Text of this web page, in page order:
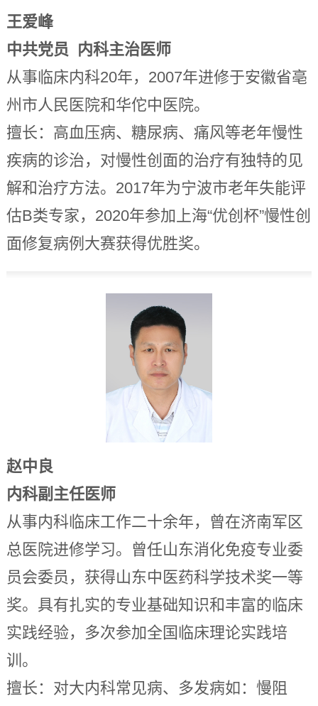
王爱峰
中共党员 内科主治医师
从事临床内科20年，2007年进修于安徽省亳
州市人民医院和华佗中医院。
擅长：高血压病、糖尿病、痛风等老年慢性
疾病的诊治，对慢性创面的治疗有独特的见
解和治疗方法。2017年为宁波市老年失能评
估B类专家，2020年参加上海“优创杯”慢性创
面修复病例大赛获得优胜奖。
赵中良
内科副主任医师
从事内科临床工作二十余年，曾在济南军区
总医院进修学习。曾任山东消化免疫专业委
员会委员，获得山东中医药科学技术奖一等
奖。具有扎实的专业基础知识和丰富的临床
实践经验，多次参加全国临床理论实践培
训。
擅长：对大内科常见病、多发病如：慢阻